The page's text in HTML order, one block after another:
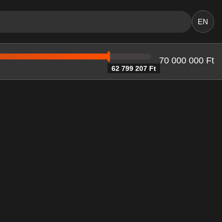
EN
62 799 207 Ft
70 000 000 Ft